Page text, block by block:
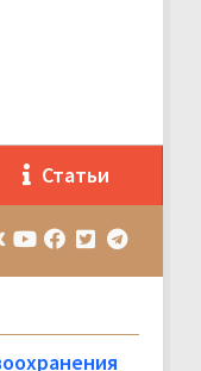
Статьи